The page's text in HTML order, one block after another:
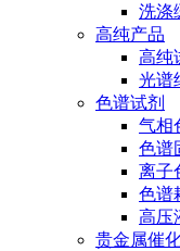
洗涤
高纯产品
高纯
光谱
色谱试剂
气相
色谱
离子
色谱
高压
贵金属催